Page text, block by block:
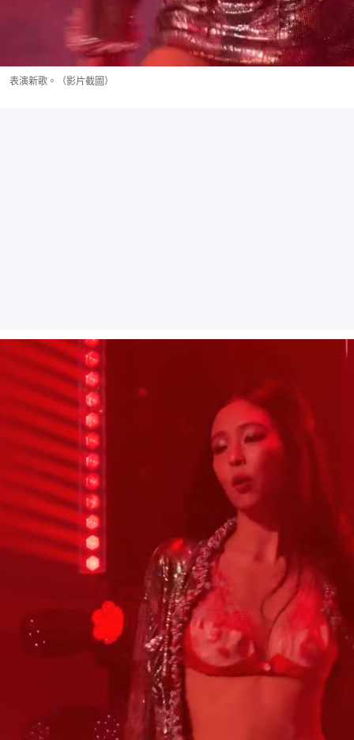
表演新歌。（影片截圖）